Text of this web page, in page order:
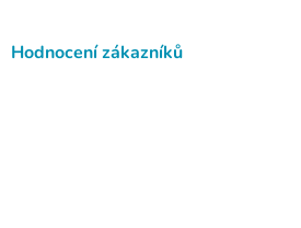
Hodnocení zákazníků